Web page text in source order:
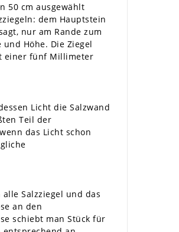
50 cm ausgewählt
dem Hauptstein
nur am Rande zum
Höhe. Die Ziegel
einer fünf Millimeter
Licht die Salzwand
Teil der
das Licht schon
Salzziegel und das
an den
schiebt man Stück für